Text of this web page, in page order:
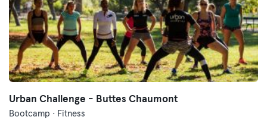
Urban Challenge - Buttes Chaumont
Bootcamp · Fitness